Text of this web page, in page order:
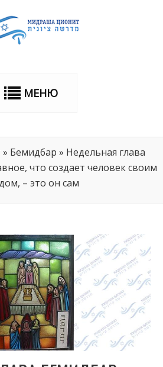
МЕНЮ
» Бемидбар » Недельная глава
что создает человек своим
– это он сам